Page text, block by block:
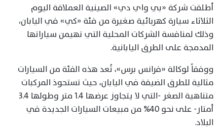
أطلقت شركة «بي واي دي» الصينية العملاقة اليوم
الثلاثاء سيارة كهربائية صغيرة من فئة «كي» في اليابان،
وذلك لمنافسة الشركات المحلية التي تهيمن سياراتها
المدمجة على الطرق اليابانية.
ووفقاً لوكالة «فرانس برس»، تُعد هذه الفئة من السيارات
مثالية للطرق الضيقة في اليابان، حيث تستحوذ المركبات
متناهية الصغر -التي لا يتجاوز عرضها 1.4 متر وطولها 3.4
أمتار- على نحو 40% من مبيعات السيارات الجديدة في
البلاد.